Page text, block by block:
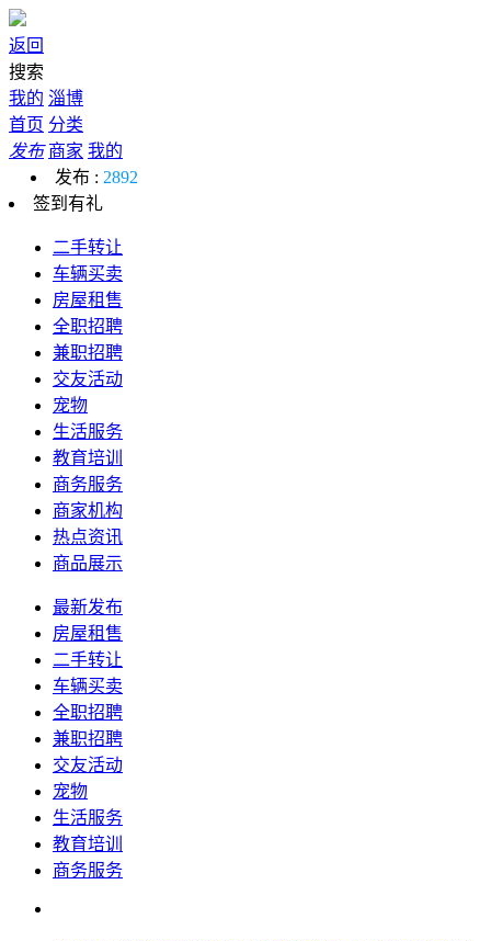
返回
搜索
我的 淄博
首页 分类
发布 商家 我的
发布 : 2892
签到有礼
二手转让
车辆买卖
房屋租售
全职招聘
兼职招聘
交友活动
宠物
生活服务
教育培训
商务服务
商家机构
热点资讯
商品展示
最新发布
房屋租售
二手转让
车辆买卖
全职招聘
兼职招聘
交友活动
宠物
生活服务
教育培训
商务服务